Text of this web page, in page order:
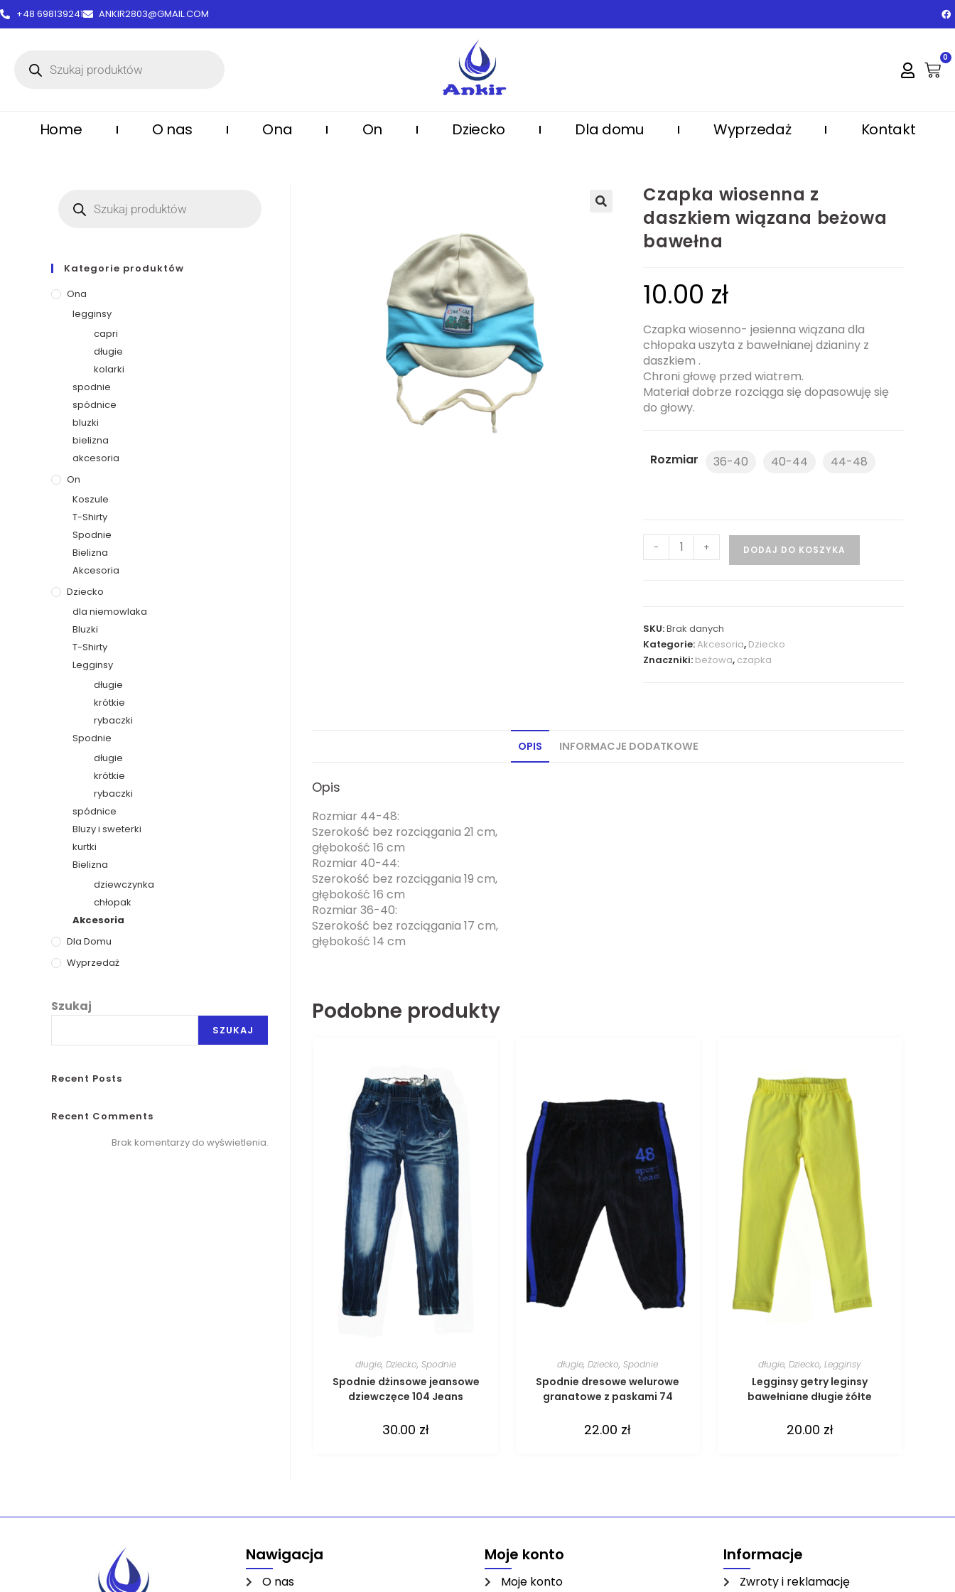
treści+48 698139241 ANKIR2803@GMAIL.COM
0
Home O nas Ona On Dziecko Dla domu Wyprzedaż Kontakt
Czapka wiosenna z
daszkiem wiązana beżowa
bawełna
10.00 zł
Czapka wiosenno- jesienna wiązana dla
chłopaka uszyta z bawełnianej dzianiny z
daszkiem .
Chroni głowę przed wiatrem.
Materiał dobrze rozciąga się dopasowuję się
do głowy.
Rozmiar 36-40 40-44 44-48
- + DODAJ DO KOSZYKA
SKU:Brak danych
Kategorie:Akcesoria, Dziecko
Znaczniki: beżowa, czapka
OPIS INFORMACJE DODATKOWE
Opis
Rozmiar 44-48:
Szerokość bez rozciągania 21 cm,
głębokość 16 cm
Rozmiar 40-44:
Szerokość bez rozciągania 19 cm,
głębokość 16 cm
Rozmiar 36-40:
Szerokość bez rozciągania 17 cm,
głębokość 14 cm
Podobne produkty
długie,Dziecko,Spodnie
Spodnie dżinsowe jeansowe
dziewczęce 104 Jeans
30.00 zł
długie,Dziecko,Spodnie
Spodnie dresowe welurowe
granatowe z paskami 74
22.00 zł
długie,Dziecko,Legginsy
Legginsy getry leginsy
bawełniane długie żółte
20.00 zł
Kategorie produktów
Ona
legginsy
capri
długie
kolarki
spodnie
spódnice
bluzki
bielizna
akcesoria
On
Koszule
T-Shirty
Spodnie
Bielizna
Akcesoria
Dziecko
dla niemowlaka
Bluzki
T-Shirty
Legginsy
długie
krótkie
rybaczki
Spodnie
długie
krótkie
rybaczki
spódnice
Bluzy i sweterki
kurtki
Bielizna
dziewczynka
chłopak
Akcesoria
Dla Domu
Wyprzedaż
Szukaj
SZUKAJ
Recent Posts
Recent Comments
Brak komentarzy do wyświetlenia.
Nawigacja
O nas
Moje konto
Moje konto
Informacje
Zwroty i reklamację